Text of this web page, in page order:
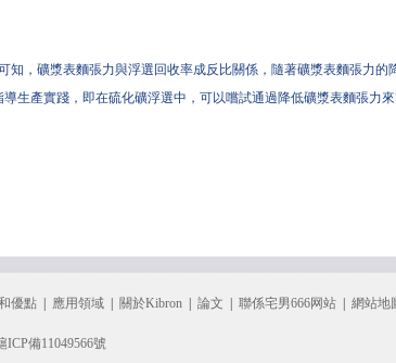
知，礦漿表麵張力與浮選回收率成反比關係，隨著礦漿表麵張力的
生產實踐，即在硫化礦浮選中，可以嚐試通過降低礦漿表麵張力
優點 應用領域 關於Kibron 論文 聯係宅男666网站 網站地
ICP備11049566號